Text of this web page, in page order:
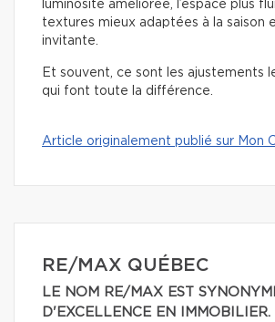
luminosité améliorée, l’espace plus
textures mieux adaptées à la saison
invitante.
Et souvent, ce sont les ajustements
qui font toute la différence.
Article originalement publié sur Mon
RE/MAX QUÉBEC
LE NOM RE/MAX EST
D'EXCELLENCE EN IMMOBILIER.